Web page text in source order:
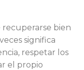
bien
significa
respetar los
el propio